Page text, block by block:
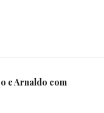
e Arnaldo com